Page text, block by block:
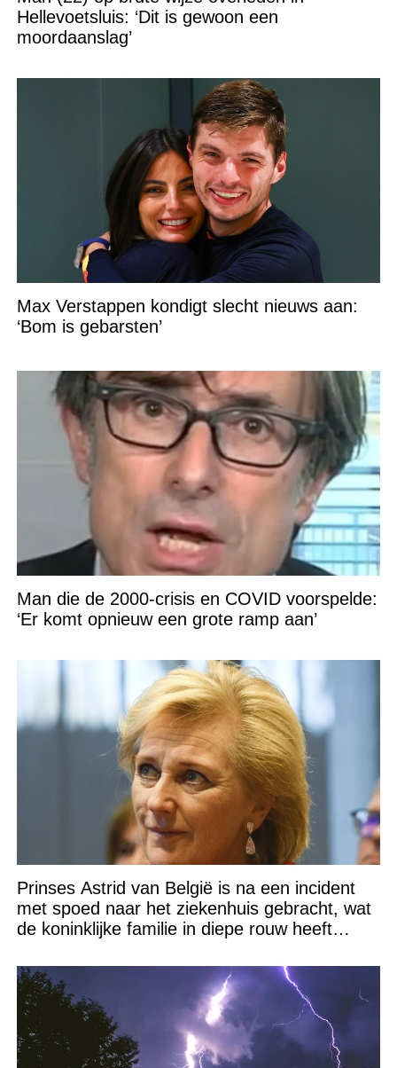
Hellevoetsluis: ‘Dit is gewoon een
moordaanslag’
Max Verstappen kondigt slecht nieuws aan:
‘Bom is gebarsten’
Man die de 2000-crisis en COVID voorspelde:
‘Er komt opnieuw een grote ramp aan’
Prinses Astrid van België is na een incident
met spoed naar het ziekenhuis gebracht, wat
de koninklijke familie in diepe rouw heeft